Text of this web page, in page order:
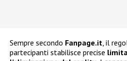
Sempre secondo Fanpage.it , il
partecipanti stabilisce precise